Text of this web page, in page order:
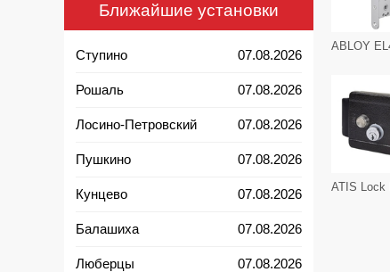
Ближайшие установки
Ступино 07.08.2026
Рошаль 07.08.2026
Лосино-Петровский 07.08.2026
Пушкино 07.08.2026
Кунцево 07.08.2026
Балашиха 07.08.2026
Люберцы 07.08.2026
ABLOY
ATIS Lock